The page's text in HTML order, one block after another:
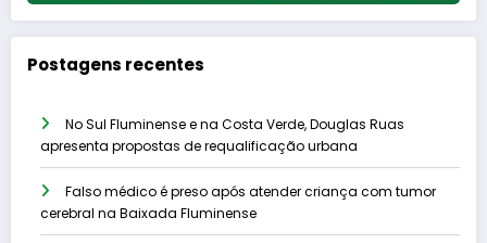
Postagens recentes
No Sul Fluminense e na Costa Verde, Douglas Ruas
apresenta propostas de requalificação urbana
Falso médico é preso após atender criança com tumor
cerebral na Baixada Fluminense